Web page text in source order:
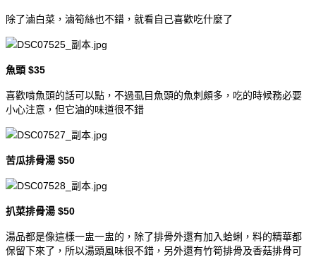
除了滷白菜，滷筍絲也不錯，就看自己喜歡吃什麼了
魚頭 $35
喜歡啃魚頭的話可以點，不過虱目魚頭的魚刺頗多，吃的時候務必要
小心注意，但它滷的味道很不錯
苦瓜排骨湯 $50
扒菜排骨湯 $50
湯品都是像這樣一盅一盅的，除了排骨外還有加入蛤蜊，料的精華都
保留下來了，所以湯頭風味很不錯，另外還有竹筍排骨及香菇排骨可